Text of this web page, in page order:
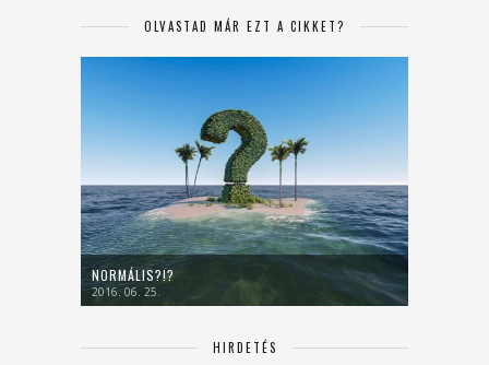
OLVASTAD MÁR EZT A CIKKET?
NORMÁLIS?!?
2016. 06. 25.
HIRDETÉS